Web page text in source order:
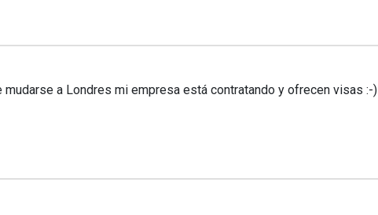
a Londres mi empresa está contratando y ofrecen visas :-)